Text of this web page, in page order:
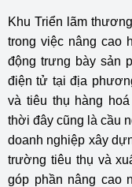
Khu Triển lãm
trong việc nâng cao
động trưng bày sản
điện tử tại địa
và tiêu thụ hàng
thời đây cũng là cầu
doanh nghiệp xây
trường tiêu thụ và
góp phần nâng cao